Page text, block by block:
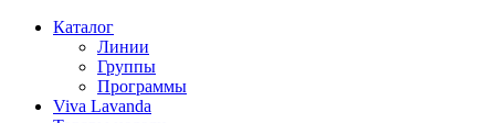
Каталог
Линии
Группы
Программы
Viva Lavanda